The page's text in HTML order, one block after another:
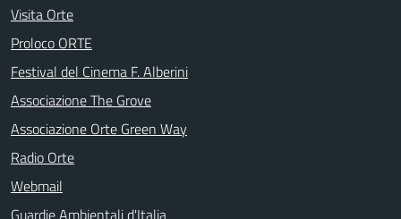
Visita Orte
Proloco ORTE
Festival del Cinema F. Alberini
Associazione The Grove
Associazione Orte Green Way
Radio Orte
Webmail
Guardie Ambientali d'Italia